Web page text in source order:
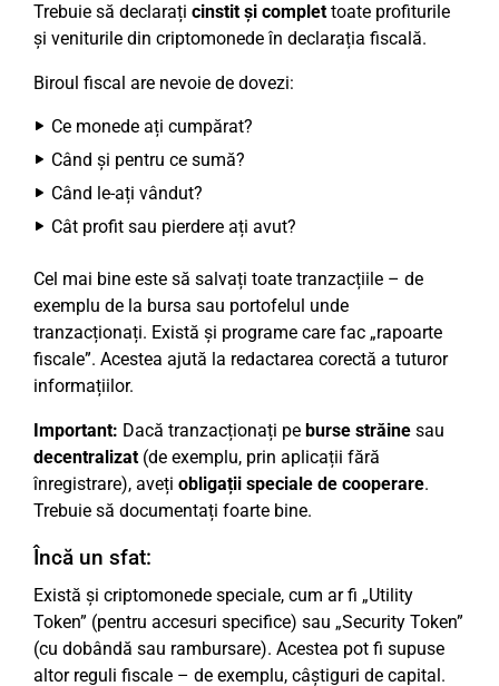
Trebuie să declarați cinstit și complettoate profiturile
și veniturile din criptomonede în declarația fiscală.
Biroul fiscal are nevoie de dovezi:
Ce monede ați cumpărat?
Când și pentru ce sumă?
Când le-ați vândut?
Cât profit sau pierdere ați avut?
Cel mai bine este să salvați toate tranzacțiile – de
exemplu de la bursa sau portofelul unde
tranzacționați. Există și programe care fac „rapoarte
fiscale”. Acestea ajută la redactarea corectă a tuturor
informațiilor.
Important: Dacă tranzacționați pe burse străine sau
decentralizat(de exemplu, prin aplicații fără
înregistrare), aveți obligații speciale de cooperare.
Trebuie să documentați foarte bine.
Încă un sfat:
Există și criptomonede speciale, cum ar fi „Utility
Token” (pentru accesuri specifice) sau „Security Token”
(cu dobândă sau rambursare). Acestea pot fi supuse
altor reguli fiscale – de exemplu, câștiguri de capital.